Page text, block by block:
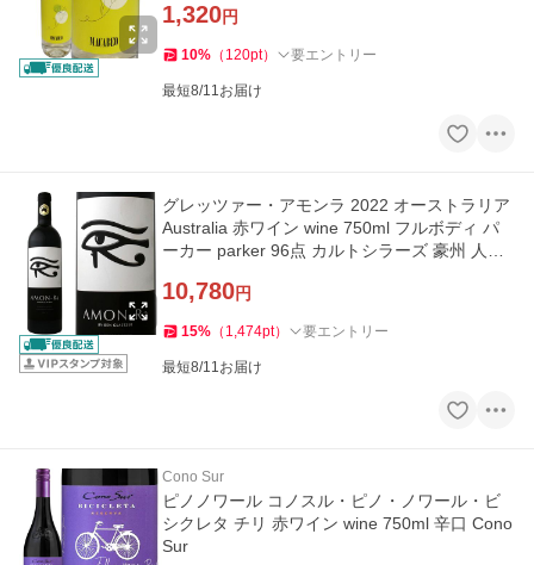
1,320円
10% （ 120pt） 要エントリー
最短8/11お届け
グレッツァー・アモンラ 2022 オーストラリア
Australia 赤ワイン wine 750ml フルボディ パ
ーカー parker 96点 カルトシラーズ 豪州 人気
10,780円
15% （ 1,474pt） 要エントリー
最短8/11お届け
Cono Sur
ピノノワール コノスル・ピノ・ノワール・ビ
シクレタ チリ 赤ワイン wine 750ml 辛口 Cono
Sur